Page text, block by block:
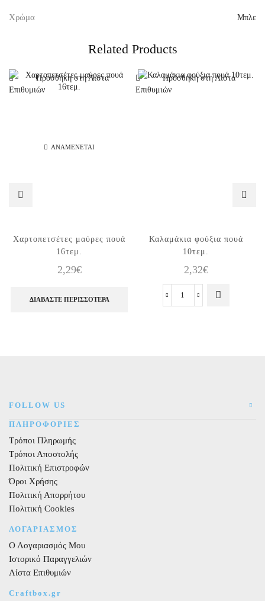
Χρώμα Μπλε
Related Products
Προσθήκη στη Λίστα
Επιθυμιών
ΑΝΑΜΈΝΕΤΑΙ
Χαρτοπετσέτες μαύρες πουά
16τεμ.
2,29€
ΔΙΑΒΆΣΤΕ ΠΕΡΙΣΣΌΤΕΡΑ
Προσθήκη στη Λίστα
Επιθυμιών
Καλαμάκια φούξια πουά
10τεμ.
2,32€
Καλαμάκια
FOLLOW US
ΠΛΗΡΟΦΟΡΙΕΣ
Τρόποι Πληρωμής
Τρόποι Αποστολής
Πολιτική Επιστροφών
Όροι Χρήσης
Πολιτική Απορρήτου
Πολιτική Cookies
ΛΟΓΑΡΙΑΣΜΟΣ
Ο Λογαριασμός Μου
Ιστορικό Παραγγελιών
Λίστα Επιθυμιών
Craftbox.gr